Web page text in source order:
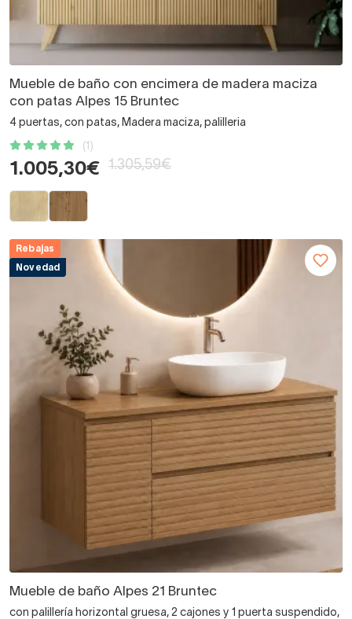
Mueble de baño con encimera de madera maciza
con patas Alpes 15 Bruntec
4 puertas, con patas, Madera maciza, palilleria
(1)
1.005,30€ 1.305,59€
Rebajas
Novedad
Mueble de baño Alpes 21 Bruntec
con palillería horizontal gruesa, 2 cajones y 1 puerta suspendido,